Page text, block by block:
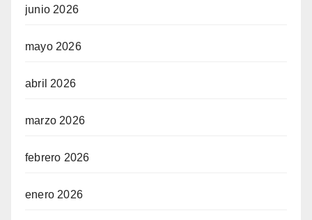
junio 2026
mayo 2026
abril 2026
marzo 2026
febrero 2026
enero 2026